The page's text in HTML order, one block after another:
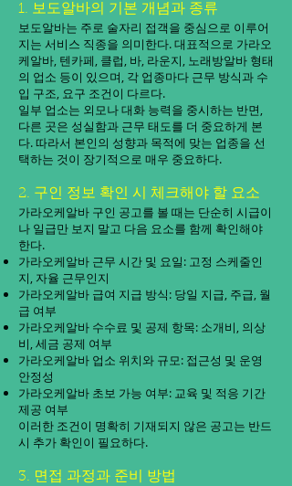
1. 보도알바의 기본 개념과 종류
보도알바는 주로 술자리 접객을 중심으로 이루어
지는 서비스 직종을 의미한다. 대표적으로 가라오
케알바, 텐카페, 클럽, 바, 라운지, 노래방알바 형태
의 업소 등이 있으며, 각 업종마다 근무 방식과 수
입 구조, 요구 조건이 다르다.
일부 업소는 외모나 대화 능력을 중시하는 반면,
다른 곳은 성실함과 근무 태도를 더 중요하게 본
다. 따라서 본인의 성향과 목적에 맞는 업종을 선
택하는 것이 장기적으로 매우 중요하다.
2. 구인 정보 확인 시 체크해야 할 요소
가라오케알바 구인 공고를 볼 때는 단순히 시급이
나 일급만 보지 말고 다음 요소를 함께 확인해야
한다.
가라오케알바 근무 시간 및 요일: 고정 스케줄인
지, 자율 근무인지
가라오케알바 급여 지급 방식: 당일 지급, 주급, 월
급 여부
가라오케알바 수수료 및 공제 항목: 소개비, 의상
비, 세금 공제 여부
가라오케알바 업소 위치와 규모: 접근성 및 운영
안정성
가라오케알바 초보 가능 여부: 교육 및 적응 기간
제공 여부
이러한 조건이 명확히 기재되지 않은 공고는 반드
시 추가 확인이 필요하다.
3. 면접 과정과 준비 방법